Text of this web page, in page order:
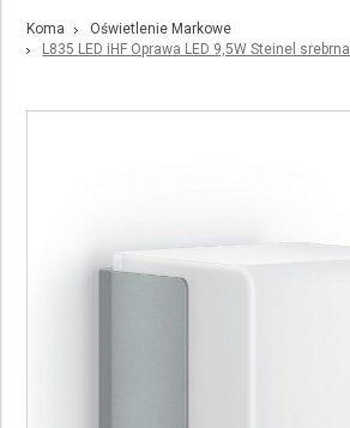
Koma
Oświetlenie Markowe
L835 LED iHF Oprawa LED 9,5W Steinel srebrna